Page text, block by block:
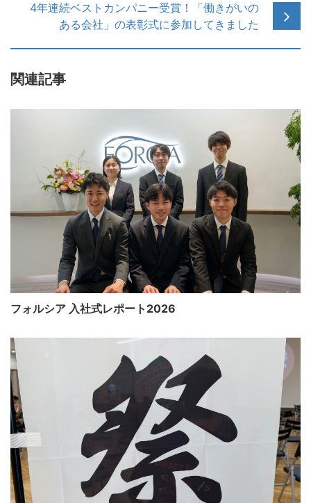
4年連続ベストカンパニー受賞！「働きがいの
ある会社」の表彰式に参加してきました
関連記事
フォルシア 入社式レポート2026